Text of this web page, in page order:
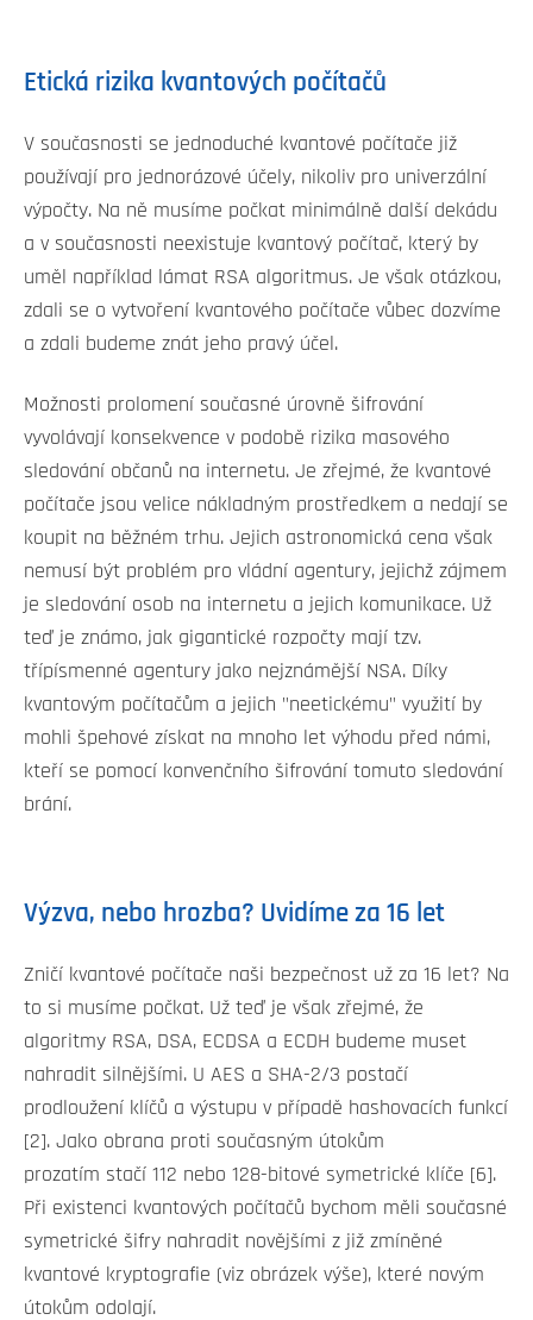
Etická rizika kvantových počítačů
V současnosti se jednoduché kvantové počítače již
používají pro jednorázové účely, nikoliv pro univerzální
výpočty. Na ně musíme počkat minimálně další dekádu
a v současnosti neexistuje kvantový počítač, který by
uměl například lámat RSA algoritmus. Je však otázkou,
zdali se o vytvoření kvantového počítače vůbec dozvíme
a zdali budeme znát jeho pravý účel.
Možnosti prolomení současné úrovně šifrování
vyvolávají konsekvence v podobě rizika masového
sledování občanů na internetu. Je zřejmé, že kvantové
počítače jsou velice nákladným prostředkem a nedají se
koupit na běžném trhu. Jejich astronomická cena však
nemusí být problém pro vládní agentury, jejichž zájmem
je sledování osob na internetu a jejich komunikace. Už
teď je známo, jak gigantické rozpočty mají tzv.
třípísmenné agentury jako nejznámější NSA. Díky
kvantovým počítačům a jejich "neetickému" využití by
mohli špehové získat na mnoho let výhodu před námi,
kteří se pomocí konvenčního šifrování tomuto sledování
brání.
Výzva, nebo hrozba? Uvidíme za 16 let
Zničí kvantové počítače naši bezpečnost už za 16 let? Na
to si musíme počkat. Už teď je však zřejmé, že
algoritmy RSA, DSA, ECDSA a ECDH budeme muset
nahradit silnějšími. U AES a SHA-2/3 postačí
prodloužení klíčů a výstupu v případě hashovacích funkcí
[2]. Jako obrana proti současným útokům
prozatím stačí 112 nebo 128-bitové symetrické klíče [6].
Při existenci kvantových počítačů bychom měli současné
symetrické šifry nahradit novějšími z již zmíněné
kvantové kryptografie (viz obrázek výše), které novým
útokům odolají.